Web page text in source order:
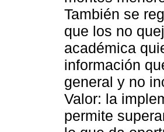
También se
que los no
académica
información
general y no
Valor: la
permite